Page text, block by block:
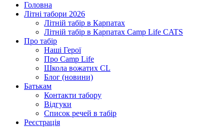
Головна
Літні табори 2026
Літній табір в Карпатах
Літній табір в Карпатах Сamp Life CATS
Про табір
Наші Герої
Про Camp Life
Школа вожатих CL
Блог (новини)
Батькам
Контакти табору
Відгуки
Список речей в табір
Реєстрація